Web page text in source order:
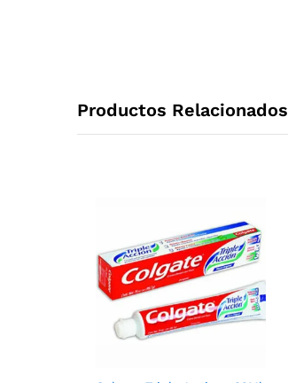
Productos Relacionados